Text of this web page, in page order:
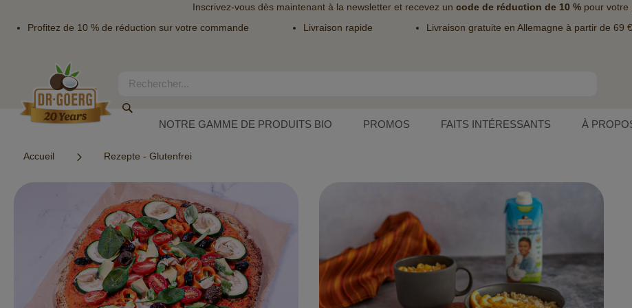
Inscrivez-vous dès maintenant à la newsletter et recevez un code de réduction de 10 % pour votre
Profitez de 10 % de réduction sur votre commande
Livraison rapide Livraison gratuite en Allemagne à partir de 69
contenu
Rechercher
NOTRE GAMME DE PRODUITS BIO PROMOS FAITS INTÉRESSANTS À
Accueil Rezepte - Glutenfrei